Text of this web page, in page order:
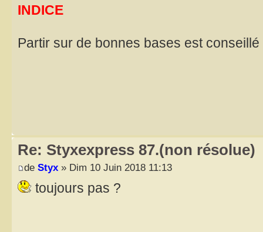
INDICE
Partir sur de bonnes bases est conseillé
Re: Styxexpress 87.(non résolue)
de Styx » Dim 10 Juin 2018 11:13
toujours pas ?